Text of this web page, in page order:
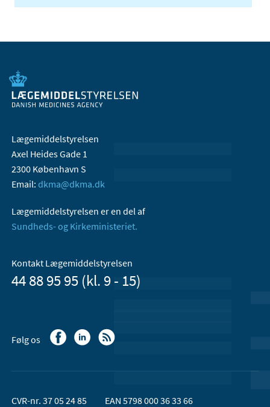
Lægemiddelstyrelsen
Axel Heides Gade 1
2300 København S
Email: dkma@dkma.dk
Lægemiddelstyrelsen er en del af
Sundheds- og Kirkeministeriet.
Kontakt Lægemiddelstyrelsen
44 88 95 95 (kl. 9 - 15)
Følg os
CVR-nr. 37 05 24 85 EAN 5798 000 36 33 66